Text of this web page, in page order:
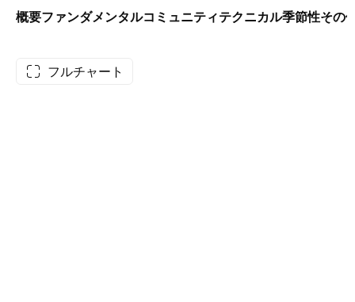
概要ファンダメンタルコミュニティテクニカル季節性その
フルチャート